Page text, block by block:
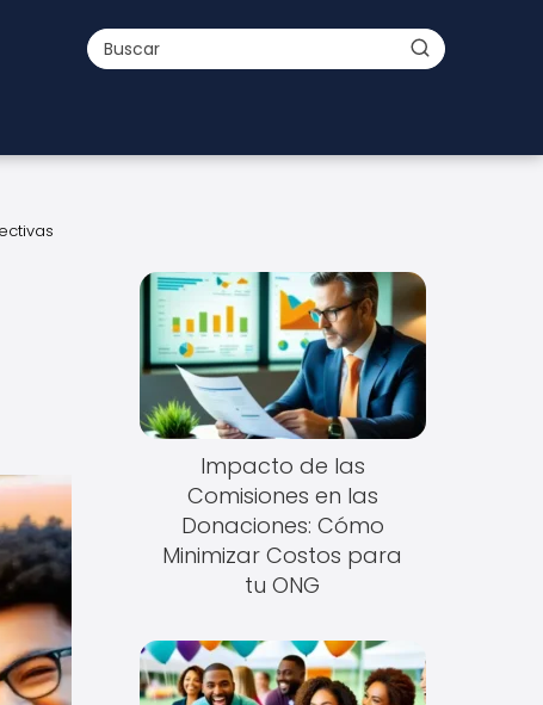
Impacto de las
Comisiones en las
Donaciones: Cómo
Minimizar Costos para
tu ONG